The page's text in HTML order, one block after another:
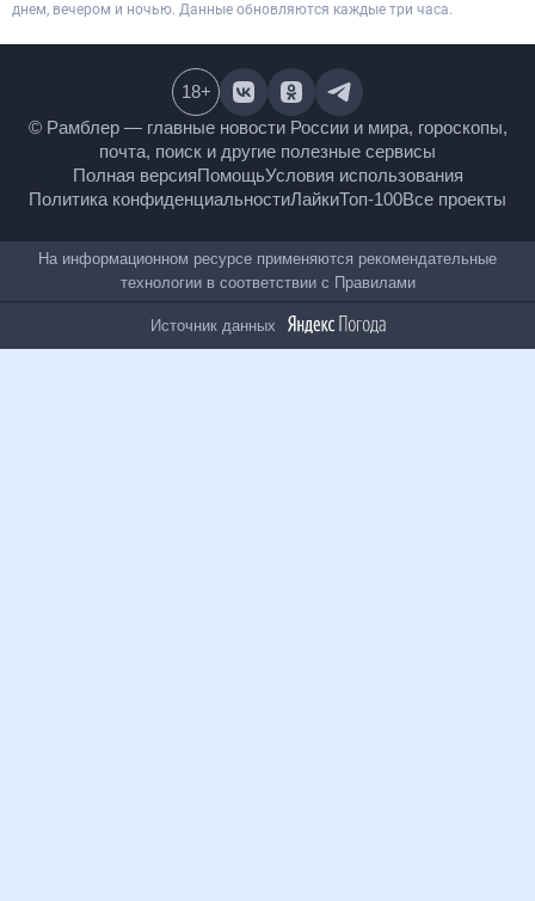
днем, вечером и ночью. Данные обновляются каждые три часа.
© Рамблер — главные новости России и мира,
гороскопы, почта, поиск и другие полезные сервисы
Полная версияПомощьУсловия использования
Политика конфиденциальностиЛайкиТоп-100
18+
На информационном ресурсе применяются
рекомендательные технологии в соответствии сПравилами
Источник данных